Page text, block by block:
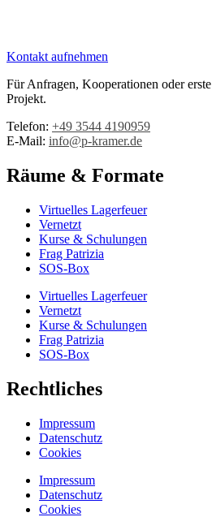
Kontakt aufnehmen
Für Anfragen, Kooperationen oder
Projekt.
Telefon: +49 3544 4190959‬
E-Mail: info@p-kramer.de
Räume & Formate
Virtuelles Lagerfeuer
Vernetzt
Kurse & Schulungen
Frag Patrizia
SOS-Box
Virtuelles Lagerfeuer
Vernetzt
Kurse & Schulungen
Frag Patrizia
SOS-Box
Rechtliches
Impressum
Datenschutz
Cookies
Impressum
Datenschutz
Cookies